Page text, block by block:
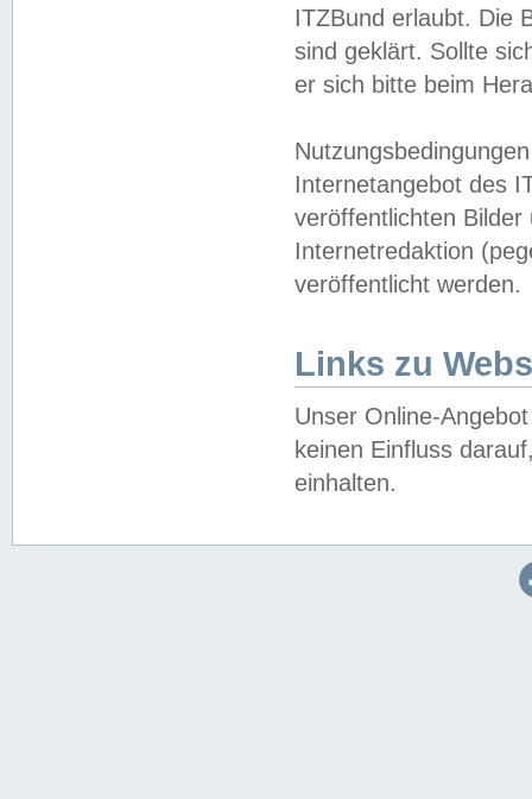
ITZBund erlaubt. Die
sind geklärt. Sollte
er sich bitte beim
Internetangebot des
veröffentlichten
Internetredaktion
veröffentlicht werden.
Links zu
Unser Online-
keinen Einfluss
einhalten.